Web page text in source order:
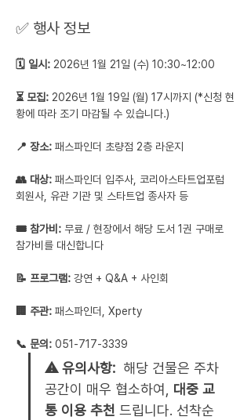
✅ 행사 정보
🗓 일시: 2026년 1월 21일 (수) 10:30~12:00
⏳ 모집: 2026년 1월 19일 (월) 17시까지 (*신청 현
황에 따라 조기 마감될 수 있습니다.)
📍 장소: 패스파인더 초량점 2층 라운지
👥 대상: 패스파인더 입주사, 코리아스타트업포럼
회원사, 유관 기관 및 스타트업 종사자 등
🎟 참가비: 무료 / 현장에서 해당 도서 1권 구매로
참가비를 대신합니다
📝 프로그램: 강연 + Q&A + 사인회
🏢 주관: 패스파인더, Xperty
📞 문의: 051-717-3339
⚠️ 유의사항: 해당 건물은 주차
공간이 매우 협소하여, 대중 교
통 이용 추천 드립니다. 선착순